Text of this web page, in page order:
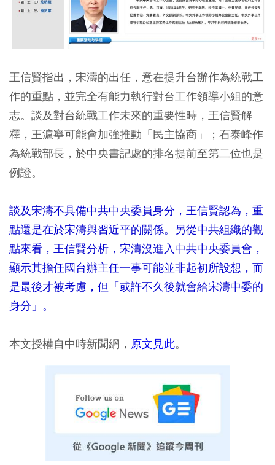
王信賢指出，宋濤的出任，意在提升台辦作為統戰工
作的重點，並完全有能力執行對台工作領導小組的意
志。談及對台統戰工作未來的重要性時，王信賢解
釋，王滬寧可能會加強推動「民主協商」；石泰峰作
為統戰部長，於中央書記處的排名提前至第二位也是
例證。
談及宋濤不具備中共中央委員身分，王信賢認為，重
點還是在於宋濤與習近平的關係。另從中共組織的觀
點來看，王信賢分析，宋濤沒進入中共中央委員會，
顯示其擔任國台辦主任一事可能並非起初所設想，而
是最後才被考慮，但「或許不久後就會給宋濤中委的
身分」。
本文授權自中時新聞網， 原文見此。